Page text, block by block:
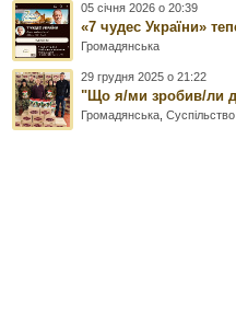
05 січня 2026 о 20:39
«7 чудес України»
Громадянська
29 грудня 2025 о 21:22
"Що я/ми зробив/ли
Громадянська,Суспільство